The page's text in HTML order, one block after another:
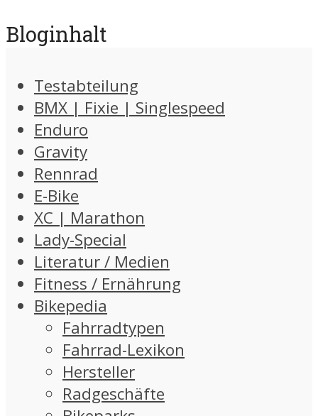
Bloginhalt
Testabteilung
BMX | Fixie | Singlespeed
Enduro
Gravity
Rennrad
E-Bike
XC | Marathon
Lady-Special
Literatur / Medien
Fitness / Ernährung
Bikepedia
Fahrradtypen
Fahrrad-Lexikon
Hersteller
Radgeschäfte